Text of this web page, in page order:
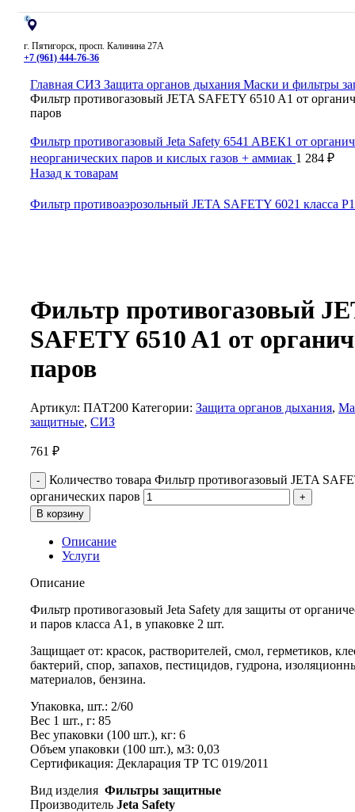
г. Пятигорск, просп. Калинина 27А
+7 (961) 444-76-36
Главная СИЗ Защита органов дыхания Маски и фильтры
Фильтр противогазовый JETA SAFETY 6510 A1 от
паров
Фильтр противогазовый Jeta Safety 6541 AВЕК1 от
неорганических паров и кислых газов + аммиак 1 284 ₽
Назад к товарам
Фильтр противоаэрозольный JETA SAFETY 6021 класса
Фильтр противогазовый
SAFETY 6510 A1 от
паров
Артикул: ПАТ200 Категории: Защита органов дыхания,
защитные, СИЗ
761 ₽
Количество товара Фильтр противогазовый JETA
органических паров
В корзину
Описание
Услуги
Описание
Фильтр противогазовый Jeta Safety для защиты от
и паров класса А1, в упаковке 2 шт.
Защищает от: красок, растворителей, смол, герметиков,
бактерий, спор, запахов, пестицидов, гудрона,
материалов, бензина.
Упаковка, шт.: 2/60
Вес 1 шт., г: 85
Вес упаковки (100 шт.), кг: 6
Объем упаковки (100 шт.), м3: 0,03
Сертификация: Декларация ТР ТС 019/2011
Вид изделия Фильтры защитные
Производитель Jeta Safety